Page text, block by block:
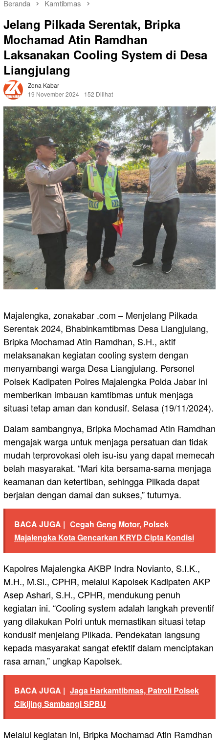
Beranda Kamtibmas
Jelang Pilkada Serentak, Bripka
Mochamad Atin Ramdhan
Laksanakan Cooling System di Desa
Liangjulang
Zona Kabar
19 November 2024
152 Dilihat
Majalengka, zonakabar .com – Menjelang Pilkada
Serentak 2024, Bhabinkamtibmas Desa Liangjulang,
Bripka Mochamad Atin Ramdhan, S.H., aktif
melaksanakan kegiatan cooling system dengan
menyambangi warga Desa Liangjulang. Personel
Polsek Kadipaten Polres Majalengka Polda Jabar ini
memberikan imbauan kamtibmas untuk menjaga
situasi tetap aman dan kondusif. Selasa (19/11/2024).
Dalam sambangnya, Bripka Mochamad Atin Ramdhan
mengajak warga untuk menjaga persatuan dan tidak
mudah terprovokasi oleh isu-isu yang dapat memecah
belah masyarakat. “Mari kita bersama-sama menjaga
keamanan dan ketertiban, sehingga Pilkada dapat
berjalan dengan damai dan sukses,” tuturnya.
BACA JUGA | Cegah Geng Motor, Polsek
Majalengka Kota Gencarkan KRYD Cipta Kondisi
Kapolres Majalengka AKBP Indra Novianto, S.I.K.,
M.H., M.Si., CPHR, melalui Kapolsek Kadipaten AKP
Asep Ashari, S.H., CPHR, mendukung penuh
kegiatan ini. “Cooling system adalah langkah preventif
yang dilakukan Polri untuk memastikan situasi tetap
kondusif menjelang Pilkada. Pendekatan langsung
kepada masyarakat sangat efektif dalam menciptakan
rasa aman,” ungkap Kapolsek.
BACA JUGA | Jaga Harkamtibmas, Patroli Polsek
Cikijing Sambangi SPBU
Melalui kegiatan ini, Bripka Mochamad Atin Ramdhan